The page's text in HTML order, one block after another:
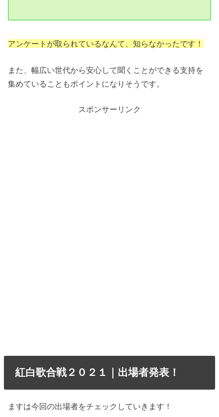
アンケートが取られているなんて、知らなかったです！
また、幅広い世代から安心して聞くことができる支持を
集めていることもポイントになりそうです。
スポンサーリンク
紅白歌合戦２０２１｜出場者発表！
ますは今回の出場者をチェックしていきます！